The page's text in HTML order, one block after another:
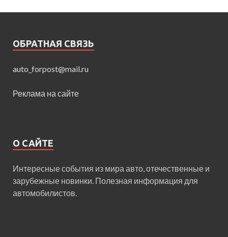
ОБРАТНАЯ СВЯЗЬ
auto_forpost@mail.ru
Реклама на сайте
О САЙТЕ
Интересные события из мира авто, отечественные и
зарубежные новинки. Полезная информация для
автомобилистов.